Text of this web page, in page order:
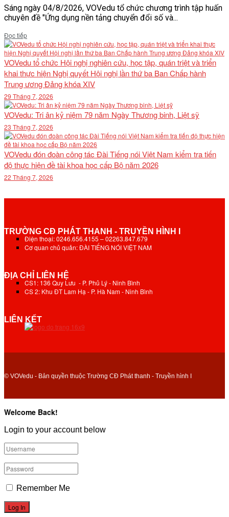
Sáng ngày 04/8/2026, VOVedu tổ chức chương trình tập huấn
chuyên đề "Ứng dụng nền tảng chuyển đổi số và...
Đọc tiếpDetails
VOVedu tổ chức Hội nghị nghiên cứu, học tập, quán triệt và triển
khai thực hiện Nghị quyết Hội nghị lần thứ ba Ban Chấp hành
Trung ương Đảng khóa XIV
29 Tháng 7, 2026
VOVedu: Tri ân kỷ niệm 79 năm Ngày Thương binh, Liệt sỹ
23 Tháng 7, 2026
VOVedu đón đoàn công tác Đài Tiếng nói Việt Nam kiểm tra tiến
độ thực hiện đề tài khoa học cấp Bộ năm 2026
22 Tháng 7, 2026
TRƯỜNG CĐ PHÁT THANH - TRUYỀN HÌNH I
Điện thoại: 0246.656.4155 – 02263.847.679
Cơ quan chủ quản: ĐÀI TIẾNG NÓI VIỆT NAM
ĐỊA CHỈ LIÊN HỆ
CS1: 136 Quy Lưu - P. Phủ Lý - Ninh Bình
CS 2: Khu ĐT Lam Hạ - P. Hà Nam - Ninh Bình
LIÊN KẾT
© VOVedu - Bản quyền thuộc Trường CĐ Phát thanh - Truyền hình I
Welcome Back!
Login to your account below
Remember Me